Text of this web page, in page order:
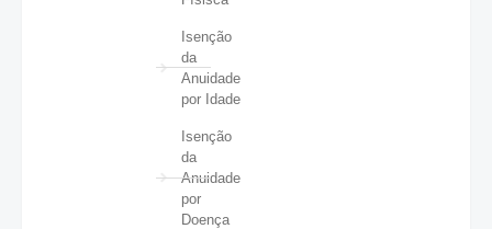
Isenção
da
Anuidade
por Idade
Isenção
da
Anuidade
por
Doença